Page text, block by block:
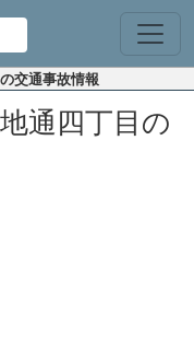
交通事故情報
通四丁目の